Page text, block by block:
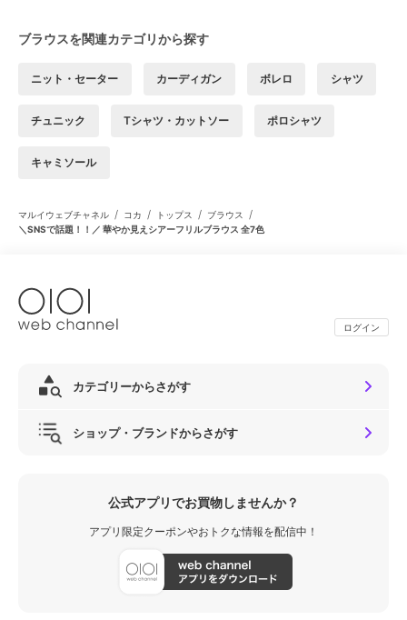
ブラウスを関連カテゴリから探す
ニット・セーター カーディガン ボレロ シャツ
チュニック Tシャツ・カットソー ポロシャツ
キャミソール
マルイウェブチャネル / コカ / トップス / ブラウス /
＼SNSで話題！！／ 華やか見えシアーフリルブラウス 全7色
ログイン
カテゴリーからさがす
ショップ・ブランドからさがす
公式アプリでお買物しませんか？
アプリ限定クーポンやおトクな情報を配信中！